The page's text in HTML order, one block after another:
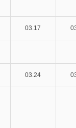
03.17
03.24